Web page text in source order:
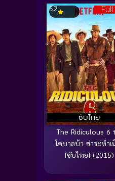
ซับไทย
5.2
The Ridiculous 6
โคบาลบ้า ซ่าระห่ำเ
[ซับไทย] (2015)